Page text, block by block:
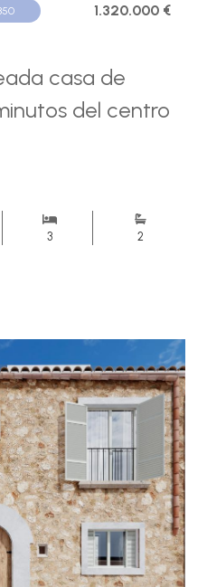
1.320.000 €
casa de
del centro
3 2